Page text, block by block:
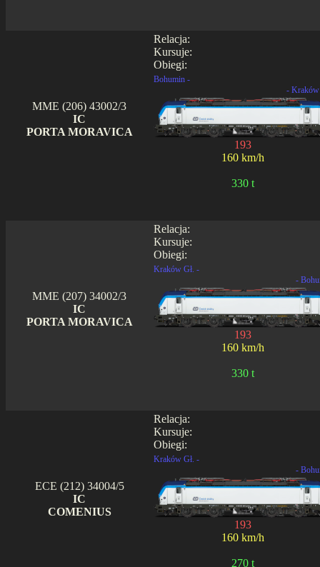
Relacja:
Kursuje:
Obiegi:
MME (206) 43002/3
IC
PORTA MORAVICA
Bohumin -
- Kraków
193
160 km/h
330 t
Relacja:
Kursuje:
Obiegi:
MME (207) 34002/3
IC
PORTA MORAVICA
Kraków Gł. -
-
193
160 km/h
330 t
Relacja:
Kursuje:
Obiegi:
ECE (212) 34004/5
IC
COMENIUS
Kraków Gł. -
-
193
160 km/h
270 t